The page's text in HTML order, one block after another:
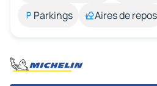
Parkings
Aires de repos